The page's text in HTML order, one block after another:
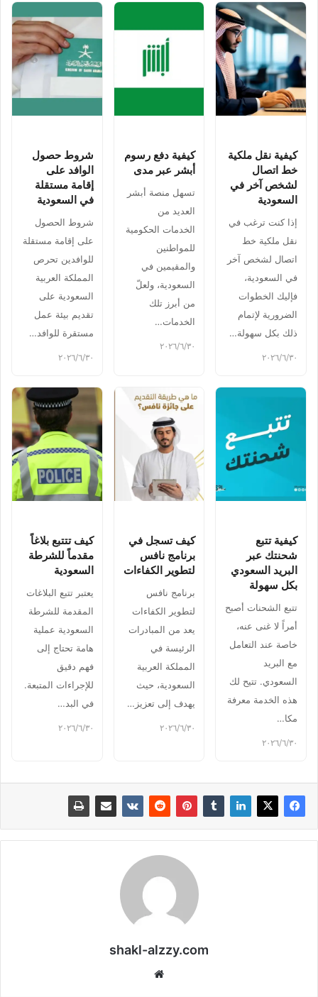
كيفية نقل ملكية
خط اتصال
لشخص آخر في
السعودية
إذا كنت ترغب في
نقل ملكية خط
اتصال لشخص آخر
في السعودية،
فإليك الخطوات
الضرورية لإتمام
ذلك بكل سهولة…
٣٠‏/٦‏/٢٠٢٦
كيفية دفع رسوم
أبشر عبر مدى
تسهل منصة أبشر
العديد من
الخدمات الحكومية
للمواطنين
والمقيمين في
السعودية، ولعلّ
من أبرز تلك
الخدمات…
٣٠‏/٦‏/٢٠٢٦
شروط حصول
الوافد على
إقامة مستقلة
في السعودية
شروط الحصول
على إقامة مستقلة
للوافدين تحرص
المملكة العربية
السعودية على
تقديم بيئة عمل
مستقرة للوافد…
٣٠‏/٦‏/٢٠٢٦
كيفية تتبع
شحنتك عبر
البريد السعودي
بكل سهولة
تتبع الشحنات أصبح
أمراً لا غنى عنه،
خاصة عند التعامل
مع البريد
السعودي. تتيح لك
هذه الخدمة معرفة
مكا…
٣٠‏/٦‏/٢٠٢٦
كيف تسجل في
برنامج نافس
لتطوير الكفاءات
برنامج نافس
لتطوير الكفاءات
يعد من المبادرات
الرئيسة في
المملكة العربية
السعودية، حيث
يهدف إلى تعزيز…
٣٠‏/٦‏/٢٠٢٦
كيف تتتبع بلاغاً
مقدماً للشرطة
السعودية
يعتبر تتبع البلاغات
المقدمة للشرطة
السعودية عملية
هامة تحتاج إلى
فهم دقيق
للإجراءات المتبعة.
في البد…
٣٠‏/٦‏/٢٠٢٦
shakl-alzzy.com